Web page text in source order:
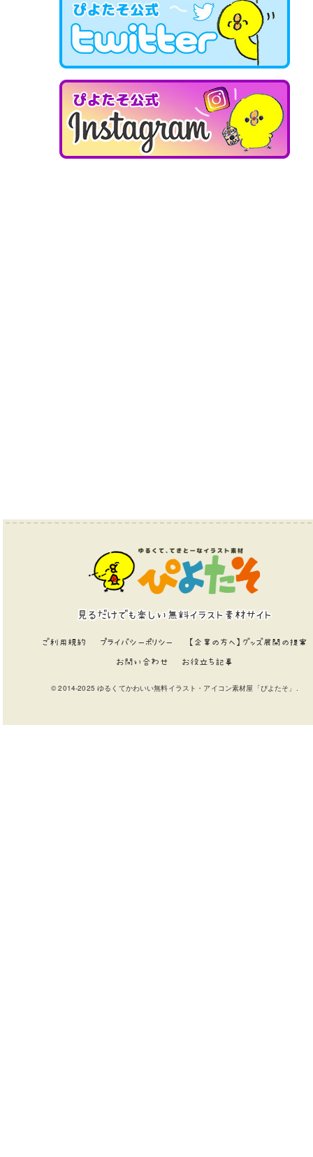
見るだけでも楽しい無料イラスト素材サイト
ご利用規約 プライバシーポリシー 【企業の方へ】グッズ展開の提案
お問い合わせ お役立ち記事
© 2014-2025 ゆるくてかわいい無料イラスト・アイコン素材屋「ぴよたそ」.